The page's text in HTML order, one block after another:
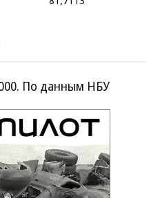
По данным НБУ